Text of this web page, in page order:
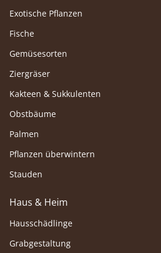
Exotische Pflanzen
Fische
Gemüsesorten
Ziergräser
Kakteen & Sukkulenten
Obstbäume
Palmen
Pflanzen überwintern
Stauden
Haus & Heim
Hausschädlinge
Grabgestaltung